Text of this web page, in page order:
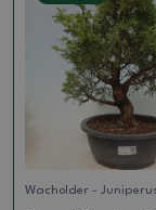
Wacholder -